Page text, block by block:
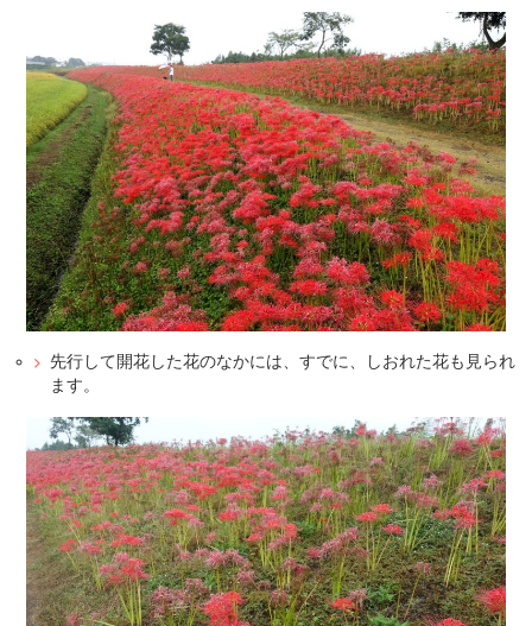
先行して開花した花のなかには、すでに、しおれた花も見られ
ます。